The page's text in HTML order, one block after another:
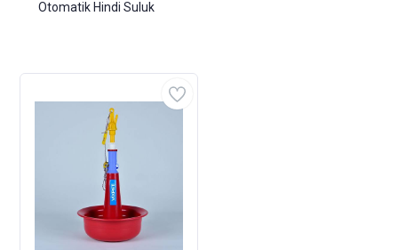
Otomatik Hindi Suluk